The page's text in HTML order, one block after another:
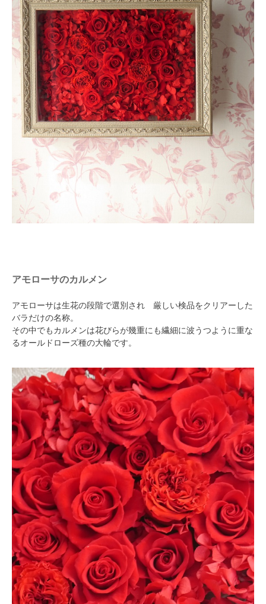
アモローサのカルメン
アモローサは生花の段階で選別され 厳しい検品をクリアーした
バラだけの名称。
その中でもカルメンは花びらが幾重にも繊細に波うつように重な
るオールドローズ種の大輪です。